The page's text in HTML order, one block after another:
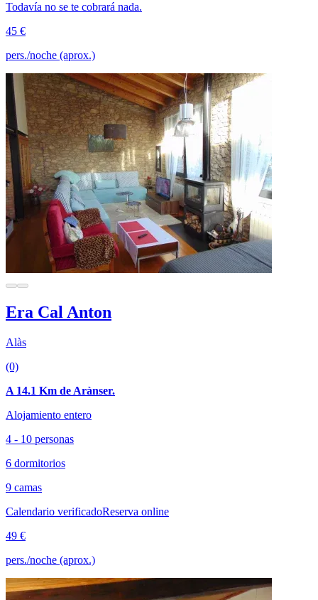
Todavía no se te cobrará nada.
45 €
pers./noche (aprox.)
Era Cal Anton
Alàs
(0)
A 14.1 Km de Arànser.
Alojamiento entero
4 - 10 personas
6 dormitorios
9 camas
Calendario verificadoReserva online
49 €
pers./noche (aprox.)